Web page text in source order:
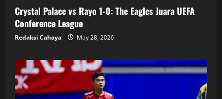
Crystal Palace vs Rayo 1-0: The Eagles Juara UEFA
Conference League
Redaksi Cahaya May 28, 2026